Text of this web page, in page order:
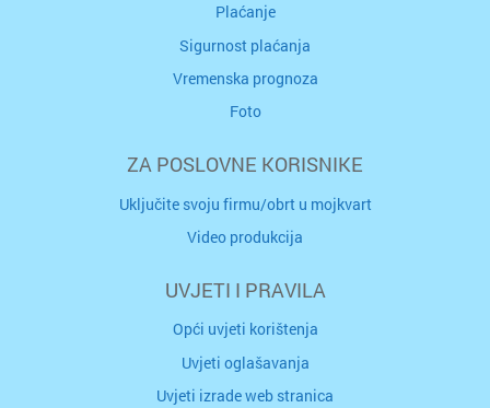
Plaćanje
Sigurnost plaćanja
Vremenska prognoza
Foto
ZA POSLOVNE KORISNIKE
Uključite svoju firmu/obrt u mojkvart
Video produkcija
UVJETI I PRAVILA
Opći uvjeti korištenja
Uvjeti oglašavanja
Uvjeti izrade web stranica